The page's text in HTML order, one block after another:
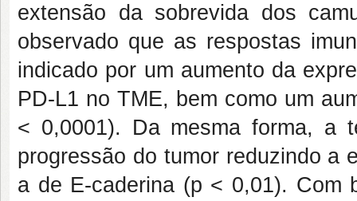
extensão da sobrevida dos
observado que as respostas
indicado por um aumento da
PD-L1 no TME, bem como um
< 0,0001). Da mesma forma, a
progressão do tumor reduzindo a
a de E-caderina (p < 0,01). Com